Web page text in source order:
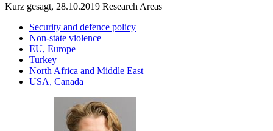
Kurz gesagt, 28.10.2019 Research Areas
Security and defence policy
Non-state violence
EU, Europe
Turkey
North Africa and Middle East
USA, Canada